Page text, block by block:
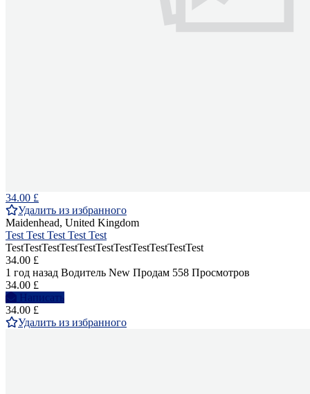
34.00 £
Удалить из избранного
Maidenhead, United Kingdom
Test Test Test Test Test
TestTestTestTestTestTestTestTestTestTestTest
34.00 £
1 год назад Водитель New Продам 558 Просмотров
34.00 £
Написать
34.00 £
Удалить из избранного